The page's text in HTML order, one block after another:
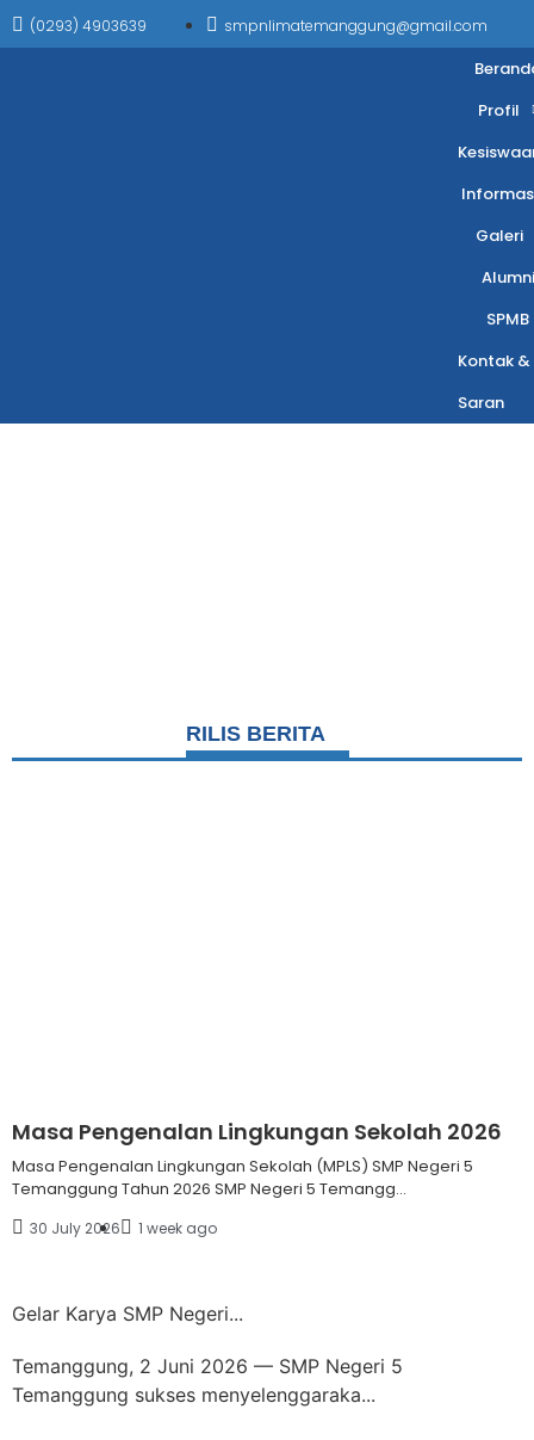
(0293) 4903639 smpnlimatemanggung@gmail.com
Profil
Galeri
Alumni
SPMB
Kontak &
Saran
RILIS BERITA
Masa Pengenalan Lingkungan Sekolah 2026
Masa Pengenalan Lingkungan Sekolah (MPLS) SMP Negeri 5
Temanggung Tahun 2026 SMP Negeri 5 Temangg...
30 July 2026 1 week ago
Gelar Karya SMP Negeri...
Temanggung, 2 Juni 2026 — SMP Negeri 5
Temanggung sukses menyelenggaraka...